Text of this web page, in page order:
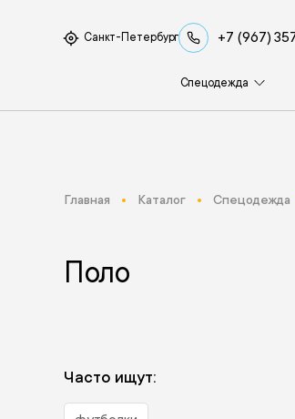
Санкт-Петербург +7 (967)
Спецодежда
Главная Каталог Спецодежда
Поло
Часто ищут: